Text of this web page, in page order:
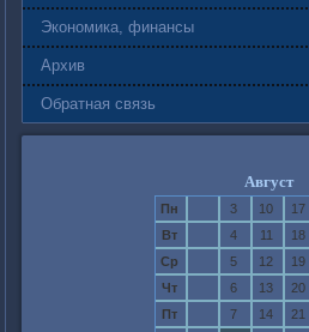
Экономика, финансы
Архив
Обратная связь
Август
Пн 3 10 17
Вт
4 11 18
Ср
5 12 19
Чт
6 13 20
Пт
7 14 21